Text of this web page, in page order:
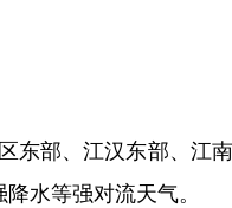
部、江汉东部、江南
水等强对流天气。